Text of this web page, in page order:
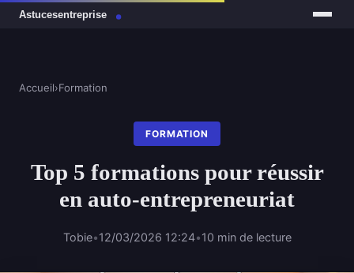
Accueil›Formation
FORMATION
Top 5 formations pour réussir
en auto-entrepreneuriat
Tobie•12/03/2026 12:24•10 min de lecture